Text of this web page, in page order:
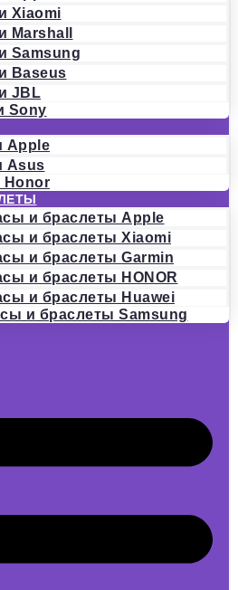
Xiaomi
Marshall
Samsung
Baseus
JBL
Sony
Apple
Asus
Honor
и браслеты Apple
и браслеты Xiaomi
и браслеты Garmin
и браслеты HONOR
и браслеты Huawei
и браслеты Samsung